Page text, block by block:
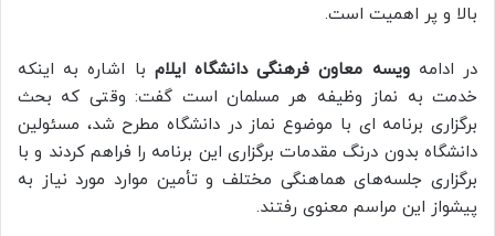
بالا و پر اهمیت است.
در ادامهویسه معاون فرهنگی دانشگاه ایلام با اشاره به اینکه
خدمت به نماز وظیفه هر مسلمان است گفت: وقتی که بحث
برگزاری برنامه ای با موضوع نماز در دانشگاه مطرح شد، مسئولین
دانشگاه بدون درنگ مقدمات برگزاری این برنامه را فراهم کردند و با
برگزاری جلسه‌های هماهنگی مختلف و تأمین موارد مورد نیاز به
پیشواز این مراسم معنوی رفتند.